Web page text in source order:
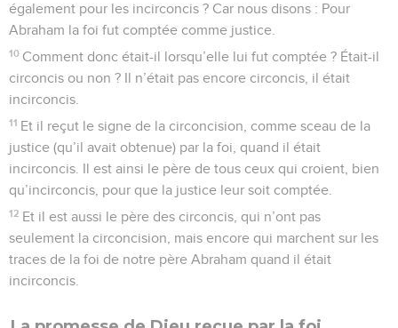
également pour les incirconcis ? Car nous disons : Pour
Abraham la foi fut comptée comme justice.
10 Comment donc était-il lorsqu’elle lui fut comptée ? Était-il
circoncis ou non ? Il n’était pas encore circoncis, il était
incirconcis.
11 Et il reçut le signe de la circoncision, comme sceau de la
justice (qu’il avait obtenue) par la foi, quand il était
incirconcis. Il est ainsi le père de tous ceux qui croient, bien
qu’incirconcis, pour que la justice leur soit comptée.
12 Et il est aussi le père des circoncis, qui n’ont pas
seulement la circoncision, mais encore qui marchent sur les
traces de la foi de notre père Abraham quand il était
incirconcis.